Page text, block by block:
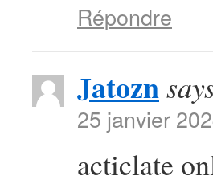
Répondre
Jatozn
25 janvier
acticlate